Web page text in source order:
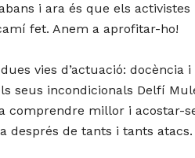
i ara és que els
fet. Anem a aprofitar-ho!
vies d’actuació:
seus incondicionals Delfí
comprendre millor i
de tants i tants